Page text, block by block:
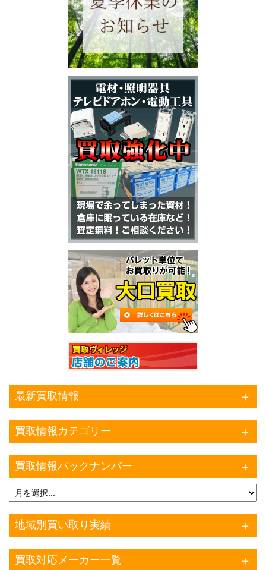
最新買取情報
買取情報カテゴリー
買取情報バックナンバー
地域別買い取り実績
買取対応メーカー一覧